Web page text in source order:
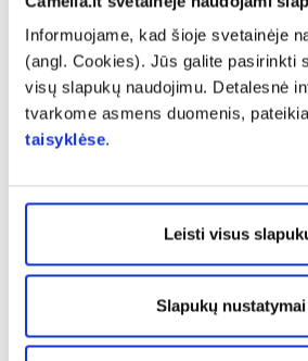
Informuojame, kad šioje svetainėje
(angl. Cookies). Jūs galite pasirinkti
visų slapukų naudojimu. Detalesnė
tvarkome asmens duomenis,
taisyklėse.
Leisti visus
Slapukų nustatymai
Panašios prekės
-50%